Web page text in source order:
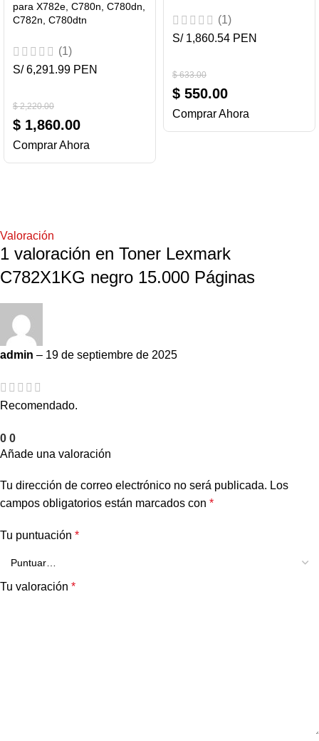
para X782e, C780n, C780dn,
C782n, C780dtn
(1)
$2,220.00
$ 1,860.00
S/ 6,291.99 PEN
Comprar Ahora
(1)
$633.00
$ 550.00
S/ 1,860.54 PEN
Comprar Ahora
Valoración
1 valoración en Toner Lexmark
C782X1KG negro 15.000 Páginas
admin – 19 de septiembre de 2025
Recomendado.
0 0
Añade una valoración
Tu dirección de correo electrónico no será publicada. Los
campos obligatorios están marcados con *
Tu puntuación *
Tu valoración *